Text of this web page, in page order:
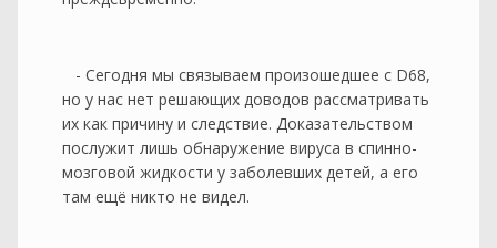
- Сегодня мы связываем произошедшее с D68,
но у нас нет решающих доводов рассматривать
их как причину и следствие. Доказательством
послужит лишь обнаружение вируса в спинно-
мозговой жидкости у заболевших детей, а его
там ещё никто не видел.